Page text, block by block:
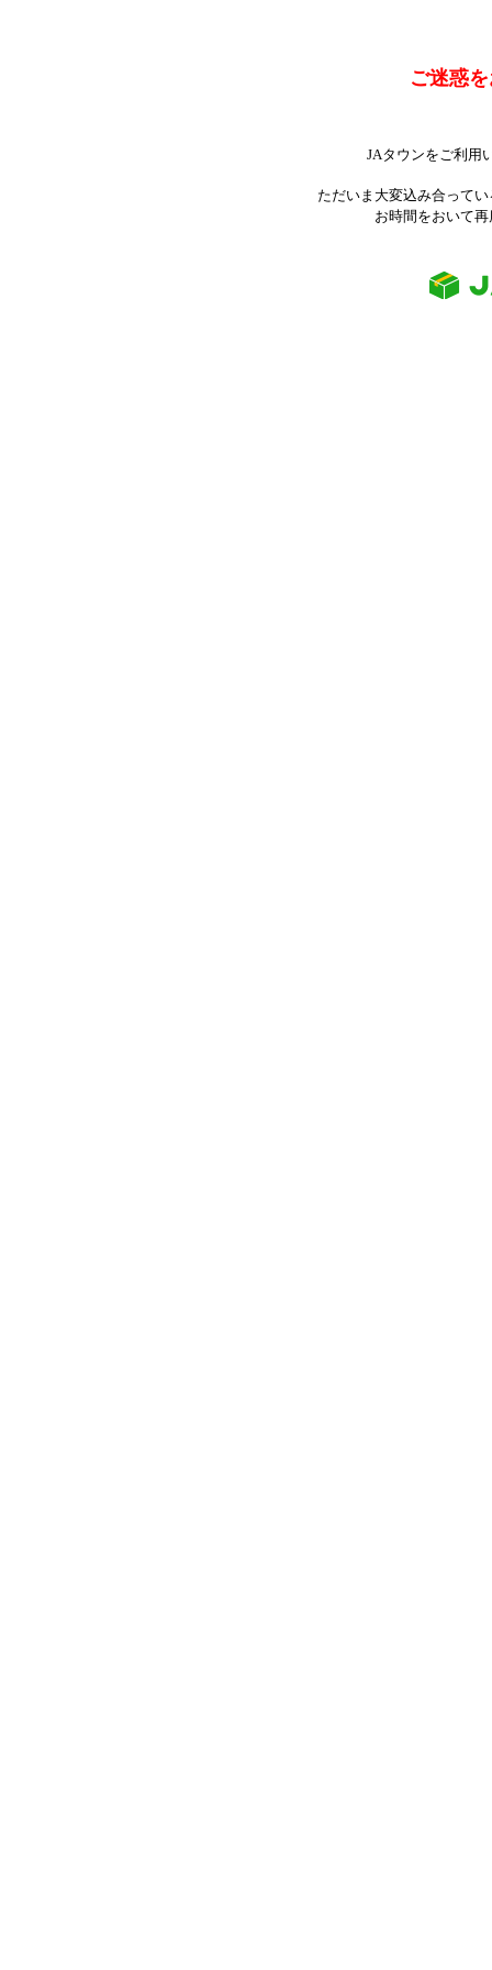
ご迷惑
JAタウンをご利用
ただいま大変込み合って
お時間をおいて